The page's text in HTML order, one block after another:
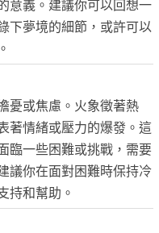
意義。建議你可以回想一
下夢境的細節，或許可以
憂或焦慮。火象徵著熱
著情緒或壓力的爆發。這
臨一些困難或挑戰，需要
議你在面對困難時保持冷
持和幫助。